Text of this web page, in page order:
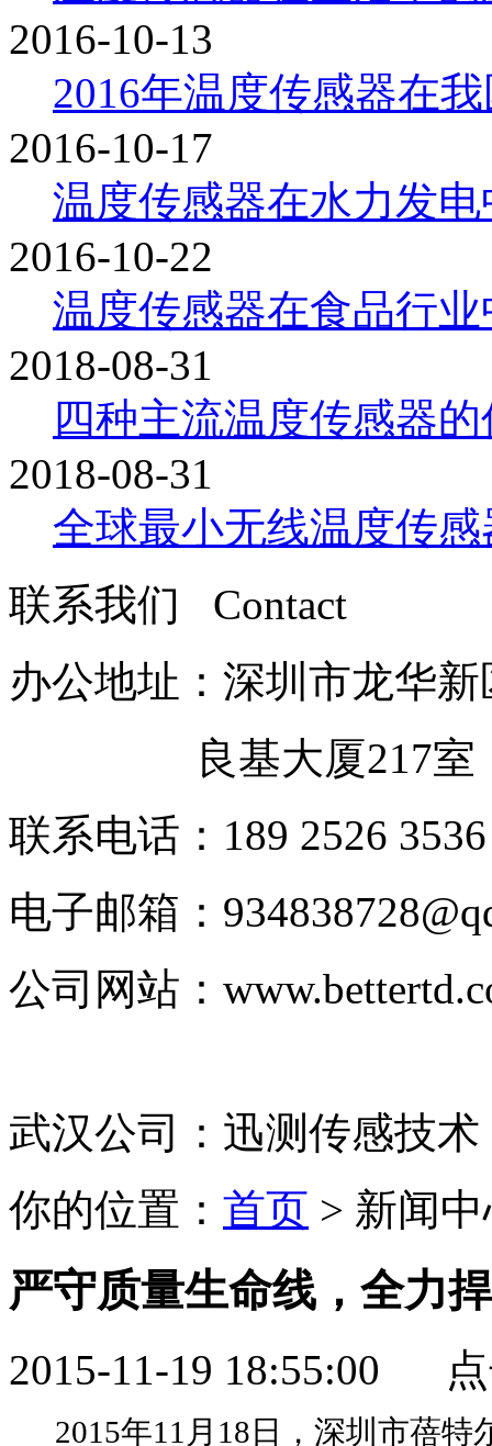
2016-10-13
2016年温度传感器在
2016-10-17
温度传感器在水力发电
2016-10-22
温度传感器在食品行业
2018-08-31
四种主流温度传感器的
2018-08-31
全球最小无线温度传感
联系我们 Contact
办公地址：深圳市龙华
良基大厦217室
联系电话：189 2526 3536
电子邮箱：
公司网站：
武汉公司：迅测传感技
你的位置： 首页 > 新闻
严守质量生命线，全力
2015-11-19 18:55:00 点
2015年11月18日，深圳市蓓特